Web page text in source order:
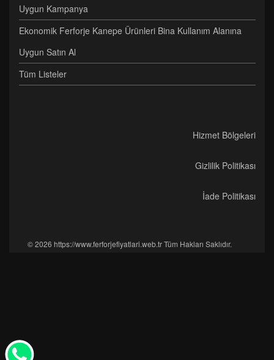
Uygun Kampanya
Ekonomik Ferforje Kanepe Ürünleri Bina Kullanım Alanına
Uygun Satın Al
Tüm Listeler
Hizmet Bölgeleri
Gizlilik Politikası
İade Politikası
© 2026 https://www.ferforjefiyatlari.web.tr Tüm Hakları Saklıdır.